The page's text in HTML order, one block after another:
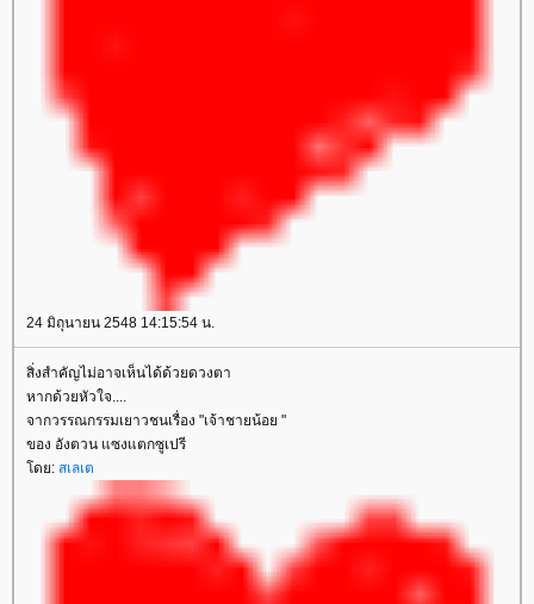
24 มิถุนายน 2548 14:15:54 น.
สิ่งสำคัญไม่อาจเห็นได้ด้วยดวงตา
หากด้วยหัวใจ....
จากวรรณกรรมเยาวชนเรื่อง "เจ้าชายน้อย "
ของ อังตวน แซงแตกซูเปรี
ดย: สเลเต